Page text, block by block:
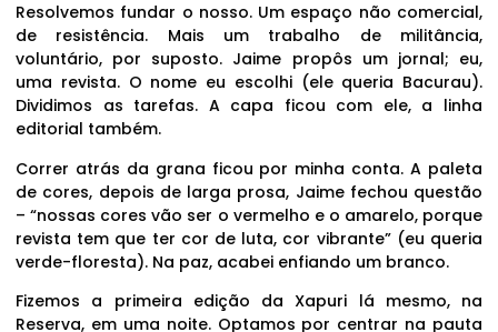
Resolvemos fundar o nosso. Um espaço não comercial,
de resistência. Mais um trabalho de militância,
voluntário, por suposto. Jaime propôs um jornal; eu,
uma revista. O nome eu escolhi (ele queria Bacurau).
Dividimos as tarefas. A capa ficou com ele, a linha
editorial também.
Correr atrás da grana ficou por minha conta. A paleta
de cores, depois de larga prosa, Jaime fechou questão
– “nossas cores vão ser o vermelho e o amarelo, porque
revista tem que ter cor de luta, cor vibrante” (eu queria
verde-floresta). Na paz, acabei enfiando um branco.
Fizemos a primeira edição da Xapuri lá mesmo, na
Reserva, em uma noite. Optamos por centrar na pauta